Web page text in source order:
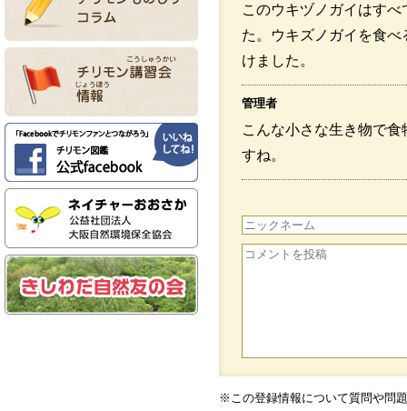
このウキヅノガイはす
た。ウキズノガイを食
けました。
管理者
こんな小さな生き物で
すね。
※この登録情報について質問や問